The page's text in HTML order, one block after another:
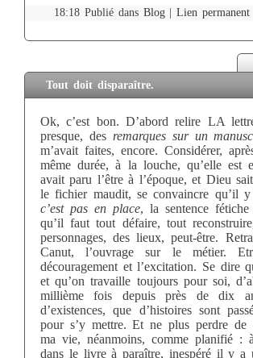
18:18 Publié dans Blog|Lien permanent
Tout doit disparaître.
Ok, c’est bon. D’abord relire LA
presque, des remarques sur un
m’avait faites, encore. Considérer,
même durée, à la louche, qu’elle est
avait paru l’être à l’époque, et Dieu
le fichier maudit, se convaincre qu’il
c’est pas en place, la sentence
qu’il faut tout défaire, tout
personnages, des lieux, peut-être.
Canut, l’ouvrage sur le métier.
découragement et l’excitation. Se dire
et qu’on travaille toujours pour soi,
millième fois depuis près de dix
d’existences, que d’histoires sont
pour s’y mettre. Et ne plus perdre de
ma vie, néanmoins, comme planifié :
dans le livre à paraître, inespéré il y a